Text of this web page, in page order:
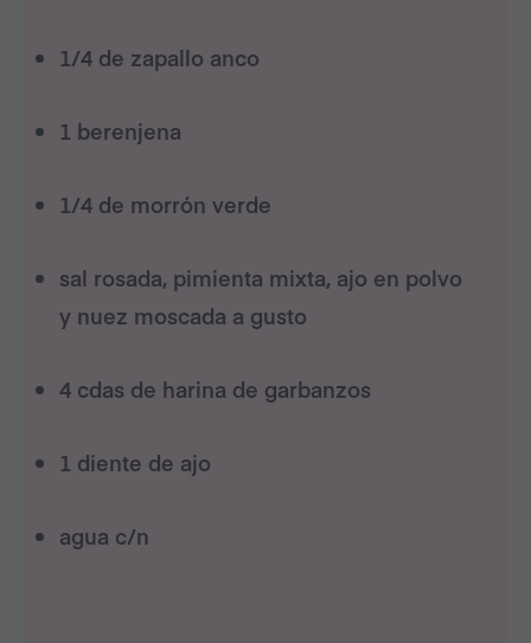
1/4 de zapallo anco
1 berenjena
1/4 de morrón verde
sal rosada, pimienta mixta, ajo en polvo
y nuez moscada a gusto
4 cdas de harina de garbanzos
1 diente de ajo
agua c/n